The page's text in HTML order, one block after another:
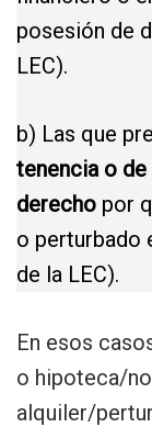
posesión de
LEC).
b) Las que
tenencia o
derecho por
o perturbado
de la LEC).
En esos
o hipoteca/
alquiler/